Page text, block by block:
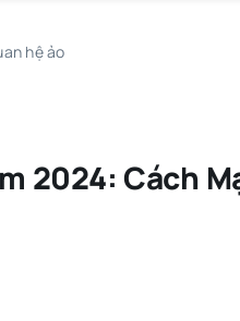
hệ ảo
2024: Cách